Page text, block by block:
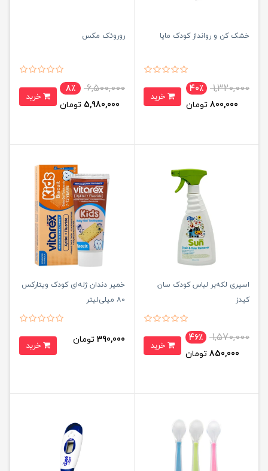
خشک کن و روانداز کودک مایا
1,320,000
40٪
800,000 تومان
روروئک مکس
6,500,000
8٪
5,980,000 تومان
اسپری لکه‌بر لباس کودک سان
کیدز
1,570,000
46٪
850,000 تومان
خمیر دندان ژله‌ای کودک ویتارکس
۸۰ میلی‌لیتر
390,000 تومان